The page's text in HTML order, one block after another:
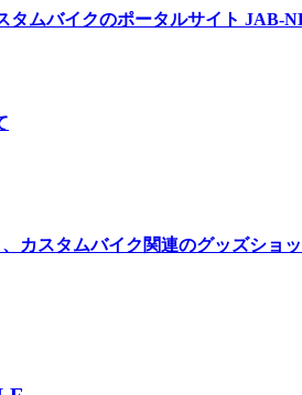
タムバイクのポータルサイト JAB-
カスタムバイク関連のグッズショ